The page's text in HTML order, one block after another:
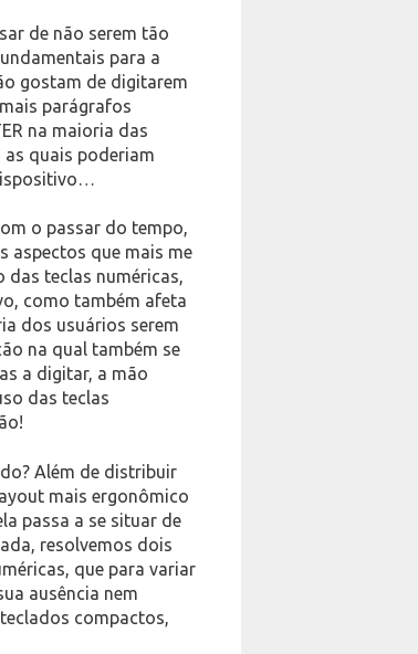
de não serem tão
para a
gostam de digitarem
parágrafos
na maioria das
as quais poderiam
o passar do tempo,
aspectos que mais me
das teclas numéricas,
como também afeta
dos usuários serem
na qual também se
a digitar, a mão
das teclas
Além de distribuir
mais ergonômico
passa a se situar de
resolvemos dois
que para variar
ausência nem
compactos,